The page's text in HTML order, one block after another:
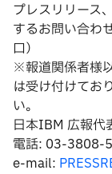
プレスリリース
するお問い合わ
口）
※報道関係者様
は受け付けてお
い。
日本IBM 広報代
電話: 03-3808-
e-mail: